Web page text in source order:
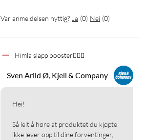
Var anmeldelsen nyttig? Ja (0) Nei (0)
Himla slapp booster🤷🏼‍♂️
Sven Arild Ø, Kjell & Company
Hei!
Så leit å høre at produktet du kjøpte
ikke lever opp til dine forventinger,